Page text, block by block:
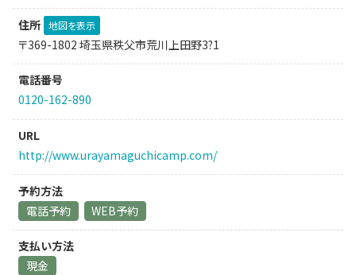
住所 地図を表示
〒369-1802 埼玉県秩父市荒川上田野3?1
電話番号
0120-162-890
URL
http://www.urayamaguchicamp.com/
予約方法
電話予約
WEB予約
支払い方法
現金